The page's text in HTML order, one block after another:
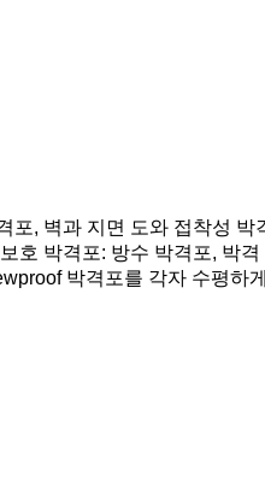
포, 벽과 지면 도와 접착성 박
호 박격포: 방수 박격포, 박격
박격포를 각자 수평하게